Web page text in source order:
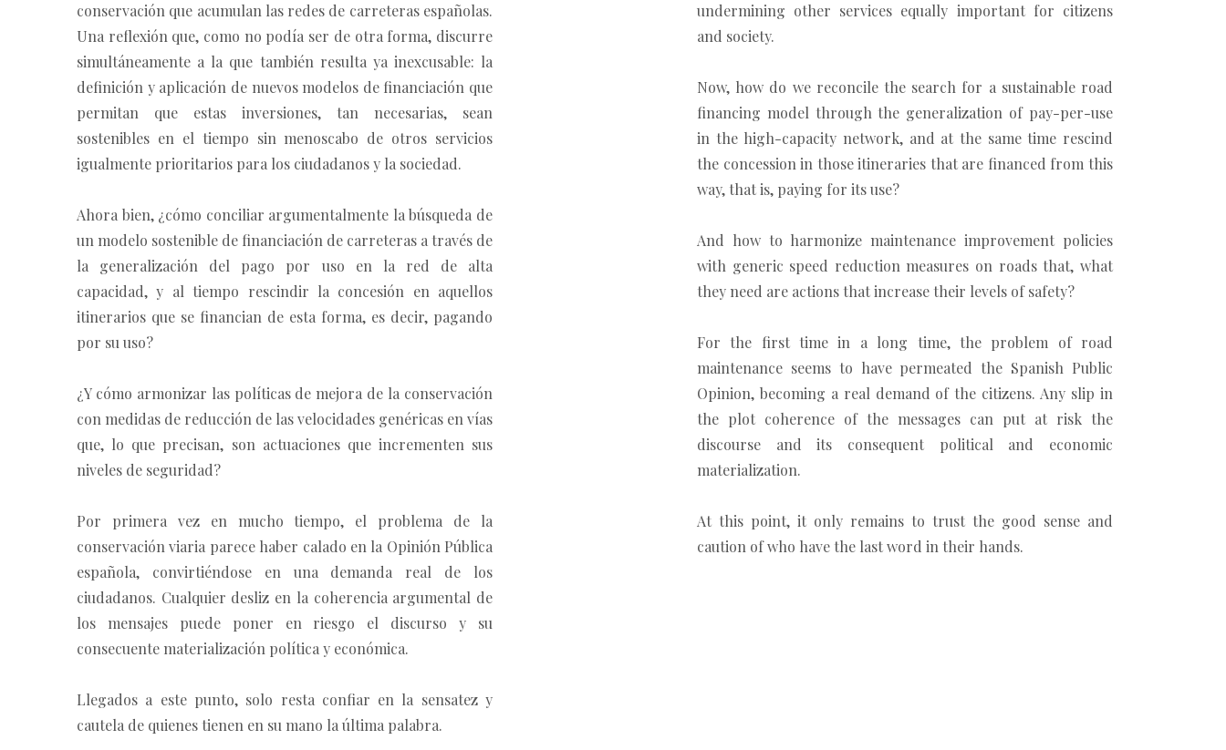
conservación que acumulan las redes de carreteras españolas.
Una reflexión que, como no podía ser de otra forma, discurre
simultáneamente a la que también resulta ya inexcusable: la
definición y aplicación de nuevos modelos de financiación que
permitan que estas inversiones, tan necesarias, sean
sostenibles en el tiempo sin menoscabo de otros servicios
igualmente prioritarios para los ciudadanos y la sociedad.
Ahora bien, ¿cómo conciliar argumentalmente la búsqueda de
un modelo sostenible de financiación de carreteras a través de
la generalización del pago por uso en la red de alta
capacidad, y al tiempo rescindir la concesión en aquellos
itinerarios que se financian de esta forma, es decir, pagando
por su uso?
¿Y cómo armonizar las políticas de mejora de la conservación
con medidas de reducción de las velocidades genéricas en vías
que, lo que precisan, son actuaciones que incrementen sus
niveles de seguridad?
Por primera vez en mucho tiempo, el problema de la
conservación viaria parece haber calado en la Opinión Pública
española, convirtiéndose en una demanda real de los
ciudadanos. Cualquier desliz en la coherencia argumental de
los mensajes puede poner en riesgo el discurso y su
consecuente materialización política y económica.
Llegados a este punto, solo resta confiar en la sensatez y
cautela de quienes tienen en su mano la última palabra.
undermining other services equally important for citizens
and society.
Now, how do we reconcile the search for a sustainable road
financing model through the generalization of pay-per-use
in the high-capacity network, and at the same time rescind
the concession in those itineraries that are financed from this
way, that is, paying for its use?
And how to harmonize maintenance improvement policies
with generic speed reduction measures on roads that, what
they need are actions that increase their levels of safety?
For the first time in a long time, the problem of road
maintenance seems to have permeated the Spanish Public
Opinion, becoming a real demand of the citizens. Any slip in
the plot coherence of the messages can put at risk the
discourse and its consequent political and economic
materialization.
At this point, it only remains to trust the good sense and
caution of who have the last word in their hands.